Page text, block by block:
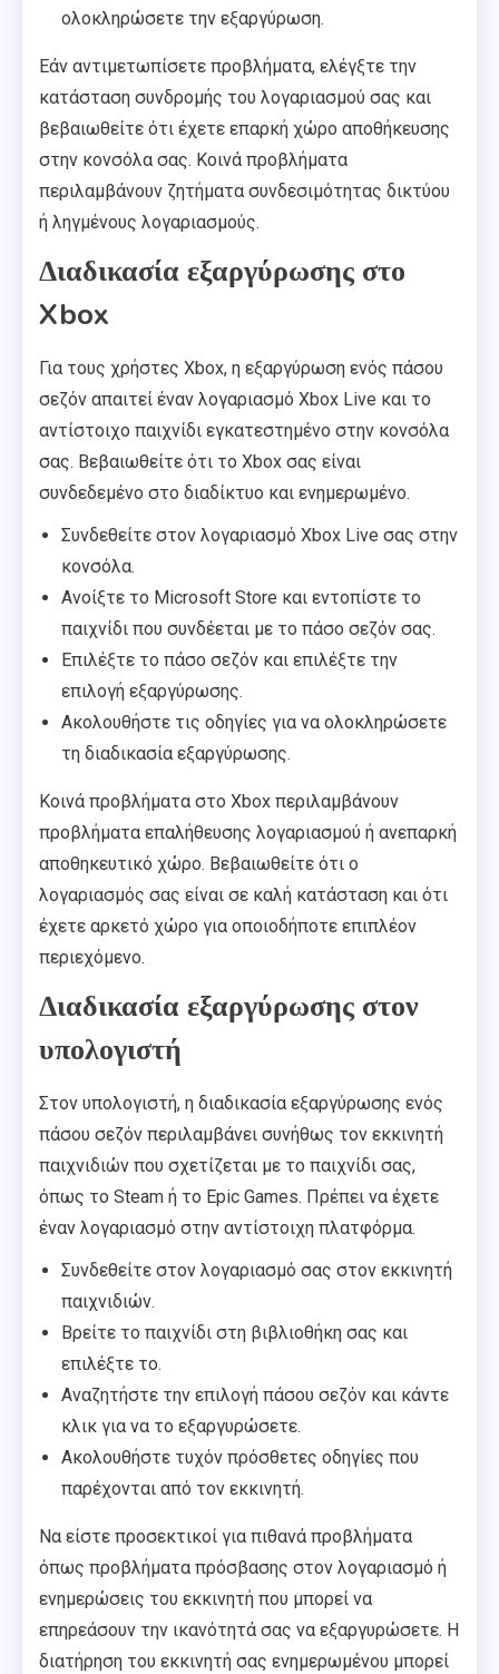
ολοκληρώσετε την εξαργύρωση.
Εάν αντιμετωπίσετε προβλήματα, ελέγξτε την
κατάσταση συνδρομής του λογαριασμού σας και
βεβαιωθείτε ότι έχετε επαρκή χώρο αποθήκευσης
στην κονσόλα σας. Κοινά προβλήματα
περιλαμβάνουν ζητήματα συνδεσιμότητας δικτύου
ή ληγμένους λογαριασμούς.
Διαδικασία εξαργύρωσης στο
Xbox
Για τους χρήστες Xbox, η εξαργύρωση ενός πάσου
σεζόν απαιτεί έναν λογαριασμό Xbox Live και το
αντίστοιχο παιχνίδι εγκατεστημένο στην κονσόλα
σας. Βεβαιωθείτε ότι το Xbox σας είναι
συνδεδεμένο στο διαδίκτυο και ενημερωμένο.
Συνδεθείτε στον λογαριασμό Xbox Live σας στην
κονσόλα.
Ανοίξτε το Microsoft Store και εντοπίστε το
παιχνίδι που συνδέεται με το πάσο σεζόν σας.
Επιλέξτε το πάσο σεζόν και επιλέξτε την
επιλογή εξαργύρωσης.
Ακολουθήστε τις οδηγίες για να ολοκληρώσετε
τη διαδικασία εξαργύρωσης.
Κοινά προβλήματα στο Xbox περιλαμβάνουν
προβλήματα επαλήθευσης λογαριασμού ή ανεπαρκή
αποθηκευτικό χώρο. Βεβαιωθείτε ότι ο
λογαριασμός σας είναι σε καλή κατάσταση και ότι
έχετε αρκετό χώρο για οποιοδήποτε επιπλέον
περιεχόμενο.
Διαδικασία εξαργύρωσης στον
υπολογιστή
Στον υπολογιστή, η διαδικασία εξαργύρωσης ενός
πάσου σεζόν περιλαμβάνει συνήθως τον εκκινητή
παιχνιδιών που σχετίζεται με το παιχνίδι σας,
όπως το Steam ή το Epic Games. Πρέπει να έχετε
έναν λογαριασμό στην αντίστοιχη πλατφόρμα.
Συνδεθείτε στον λογαριασμό σας στον εκκινητή
παιχνιδιών.
Βρείτε το παιχνίδι στη βιβλιοθήκη σας και
επιλέξτε το.
Αναζητήστε την επιλογή πάσου σεζόν και κάντε
κλικ για να το εξαργυρώσετε.
Ακολουθήστε τυχόν πρόσθετες οδηγίες που
παρέχονται από τον εκκινητή.
Να είστε προσεκτικοί για πιθανά προβλήματα
όπως προβλήματα πρόσβασης στον λογαριασμό ή
ενημερώσεις του εκκινητή που μπορεί να
επηρεάσουν την ικανότητά σας να εξαργυρώσετε. Η
διατήρηση του εκκινητή σας ενημερωμένου μπορεί